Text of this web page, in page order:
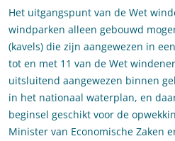
Het uitgangspunt van de Wet
windparken alleen gebouwd
(kavels) die zijn aangewezen in
tot en met 11 van de Wet
uitsluitend aangewezen binnen
in het nationaal waterplan, en
beginsel geschikt voor de
Minister van Economische Zaken